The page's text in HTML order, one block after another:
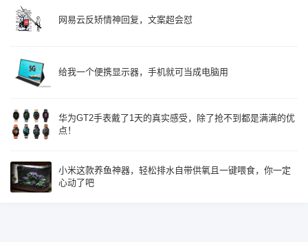
网易云反矫情神回复，文案超会怼
给我一个便携显示器，手机就可当成电脑用
华为GT2手表戴了1天的真实感受，除了抢不到都是满满的优
点！
小米这款养鱼神器，轻松排水自带供氧且一键喂食，你一定
心动了吧